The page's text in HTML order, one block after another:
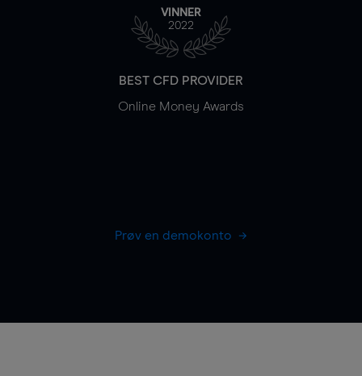
VINNER
2022
BEST CFD PROVIDER
Online Money Awards
Prøv en demokonto